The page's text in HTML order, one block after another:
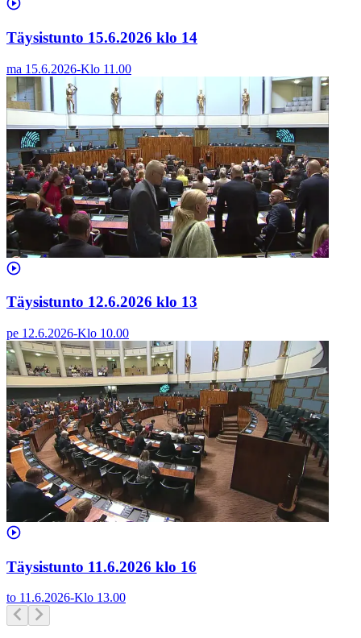
Täysistunto 15.6.2026 klo 14
ma 15.6.2026-Klo 11.00
Täysistunto 12.6.2026 klo 13
pe 12.6.2026-Klo 10.00
Täysistunto 11.6.2026 klo 16
to 11.6.2026-Klo 13.00